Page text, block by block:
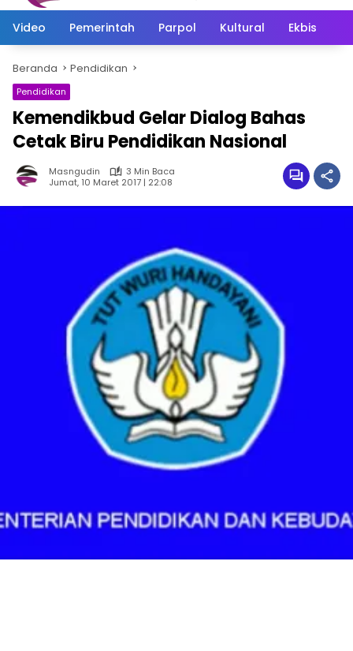
Video Pemerintah Parpol Kultural Ekbis
Beranda Pendidikan
Pendidikan
Kemendikbud Gelar Dialog Bahas
Cetak Biru Pendidikan Nasional
Masngudin
3 Min Baca
Jumat, 10 Maret 2017 | 22:08